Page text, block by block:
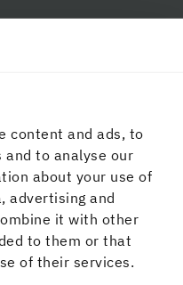
content and ads, to
to analyse our
about your use of
advertising and
it with other
to them or that
of their services.